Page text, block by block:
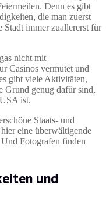
Denn es gibt
die man zuerst
immer zuallererst für
nicht mit
Casinos vermutet und
gibt viele Aktivitäten,
Grund genug dafür sind,
ist.
Staats- und
eine überwältigende
Fotografen finden
und